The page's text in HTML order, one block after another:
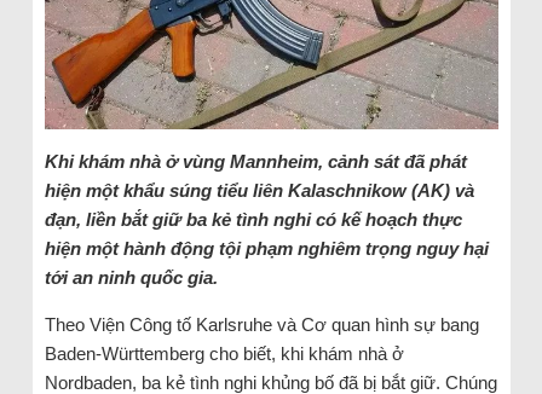
Khi khám nhà ở vùng Mannheim, cảnh sát đã phát
hiện một khẩu súng tiểu liên Kalaschnikow (AK) và
đạn, liền bắt giữ ba kẻ tình nghi có kế hoạch thực
hiện một hành động tội phạm nghiêm trọng nguy hại
tới an ninh quốc gia.
Theo Viện Công tố Karlsruhe và Cơ quan hình sự bang
Baden-Württemberg cho biết, khi khám nhà ở
Nordbaden, ba kẻ tình nghi khủng bố đã bị bắt giữ. Chúng